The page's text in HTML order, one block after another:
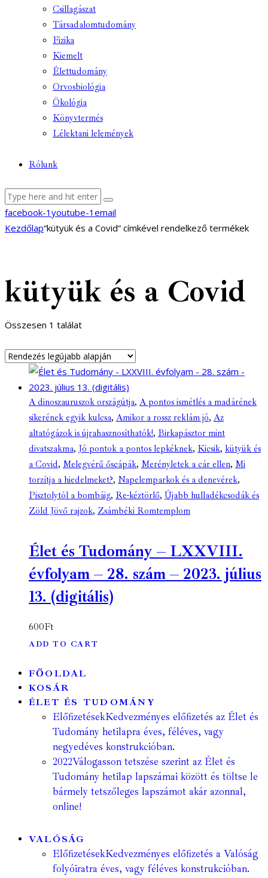
Csillagászat
Társadalomtudomány
Fizika
Kiemelt
Élettudomány
Orvosbiológia
Ökológia
Könyvtermés
Lélektani lelemények
Rólunk
facebook-1 youtube-1 email
Kezdőlap“kütyük és a Covid” címkével rendelkező termékek
kütyük és a Covid
Összesen 1 találat
A dinoszauruszok országútja, A pontos ismétlés a madárének
sikerének egyik kulcsa, Amikor a rossz reklám jó, Az
altatógázok is újrahasznosíthatók!, Birkapásztor mint
divatszakma, Jó pontok a pontos lepkéknek, Kicsik, kütyük és
a Covid, Melegvérű őscápák, Merényletek a cár ellen, Mi
torzítja a hiedelmeket?, Napelemparkok és a denevérek,
Pisztolytól a bombáig, Re-kéztörlő, Újabb hulladékcsodák és
Zöld Jövő rajzok, Zsámbéki Romtemplom
Élet és Tudomány – LXXVIII.
évfolyam – 28. szám – 2023. július
13. (digitális)
600Ft
ADD TO CART
FŐOLDAL
KOSÁR
ÉLET ÉS TUDOMÁNY
ElőfizetésekKedvezményes előfizetés az Élet és
Tudomány hetilapra éves, féléves, vagy
negyedéves konstrukcióban.
2022Válogasson tetszése szerint az Élet és
Tudomány hetilap lapszámai között és töltse le
bármely tetszőleges lapszámot akár azonnal,
online!
VALÓSÁG
ElőfizetésekKedvezményes előfizetés a Valóság
folyóiratra éves, vagy féléves konstrukcióban.